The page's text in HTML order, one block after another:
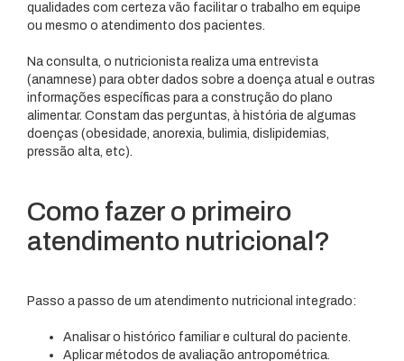
qualidades com certeza vão facilitar o trabalho em equipe
ou mesmo o atendimento dos pacientes.
Na consulta, o nutricionista realiza uma entrevista
(anamnese) para obter dados sobre a doença atual e outras
informações específicas para a construção do plano
alimentar. Constam das perguntas, à história de algumas
doenças (obesidade, anorexia, bulimia, dislipidemias,
pressão alta, etc).
Como fazer o primeiro
atendimento nutricional?
Passo a passo de um atendimento nutricional integrado:
Analisar o histórico familiar e cultural do paciente.
Aplicar métodos de avaliação antropométrica.